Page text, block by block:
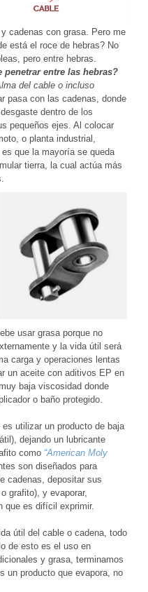
cadenas con grasa. Pero me
está el roce de hebras? No
pero entre hebras.
penetrar entre las hebras?
del cable o incluso
pasa con las cadenas, donde
dentro de los
pequeños ejes. Al colocar
o planta industrial,
es que la mayoría se queda
tierra, la cual actúa más
usar grasa porque no
y la vida útil será
carga y operaciones lentas
un aceite con aditivos EP en
baja viscosidad donde
o baño protegido.
es utilizar un producto de baja
dejando un lubricante
como “American Moly
son diseñados para
cadenas, depositar sus
grafito), y evaporar,
que es difícil exprimir.
útil del cable o cadena, todo
de esto es el uso en
y grasa, terminamos
un producto que evapora, no